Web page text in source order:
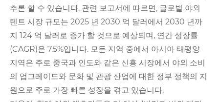
추론 할 수 있습니다. 관련 보고서에 따르면, 글로벌 야외
텐트 시장 규모는 2025 년 2030 억 달러에서 2030 년까
지 124 억 달러로 증가 할 것으로 예상되며, 연간 성장률
(CAGR)은 7.5%입니다. 모든 지역 중에서 아시아 태평양
지역은 주로 중국과 인도와 같은 신흥 시장에서 야외 소비
의 업그레이드와 문화 및 관광 산업에 대한 정부 정책의 지
원으로 주로 가장 빠른 성장을 겪고 있습니다.